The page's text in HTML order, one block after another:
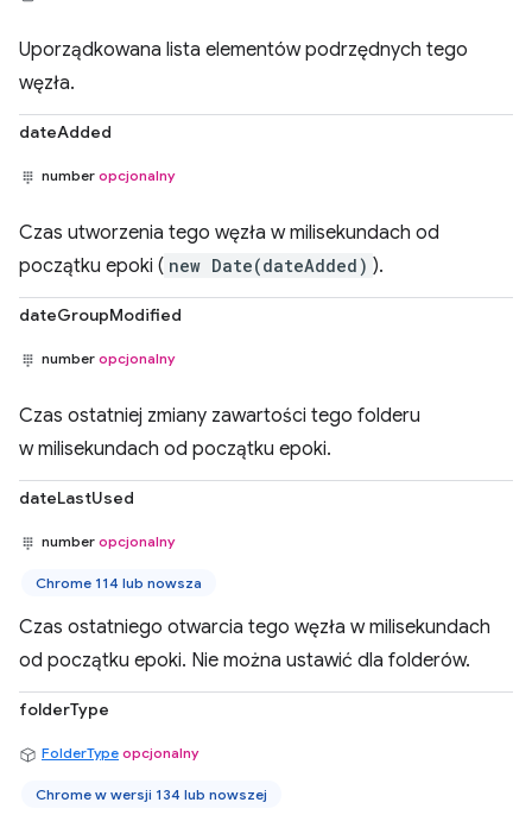
Uporządkowana lista elementów podrzędnych tego
węzła.
dateAdded
number opcjonalny
Czas utworzenia tego węzła w milisekundach od
początku epoki ( new Date(dateAdded) ).
dateGroupModified
number opcjonalny
Czas ostatniej zmiany zawartości tego folderu
w milisekundach od początku epoki.
dateLastUsed
number opcjonalny
Chrome 114 lub nowsza
Czas ostatniego otwarcia tego węzła w milisekundach
od początku epoki. Nie można ustawić dla folderów.
folderType
FolderType opcjonalny
Chrome w wersji 134 lub nowszej